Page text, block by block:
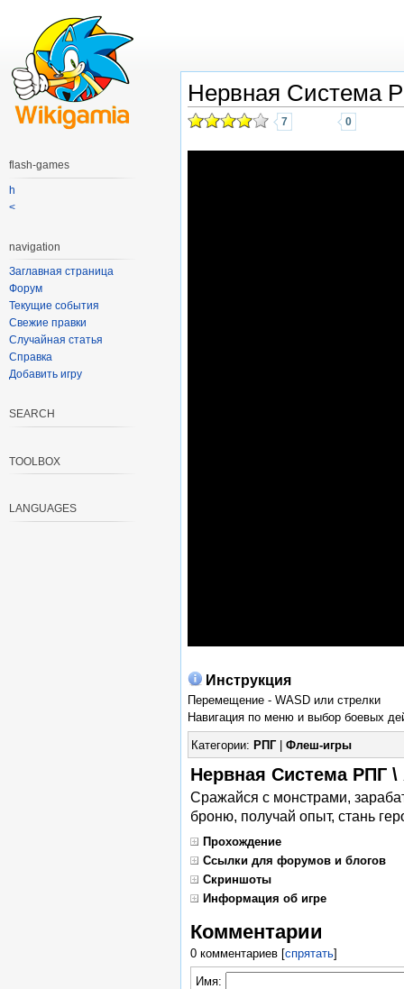
Нервная Система
7 0
Инструкция
Перемещение - WASD или стрелки
Навигация по меню и выбор боевых
Категории: РПГ| Флеш-игры
Нервная Система РПГ
Сражайся с монстрами,
броню, получай опыт, стань
Прохождение
Ссылки для форумов и блогов
Скриншоты
Информация об игре
Комментарии
0 комментариев[спрятать]
Имя:
flash-games
h
<
navigation
Заглавная страница
Форум
Текущие события
Свежие правки
Случайная статья
Справка
Добавить игру
SEARCH
TOOLBOX
LANGUAGES